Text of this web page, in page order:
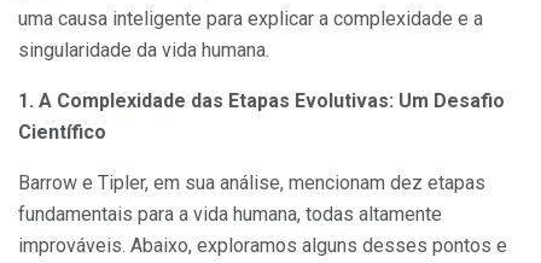
uma causa inteligente para explicar a complexidade e a
singularidade da vida humana.
1. A Complexidade das Etapas Evolutivas: Um Desafio
Científico
Barrow e Tipler, em sua análise, mencionam dez etapas
fundamentais para a vida humana, todas altamente
improváveis. Abaixo, exploramos alguns desses pontos e